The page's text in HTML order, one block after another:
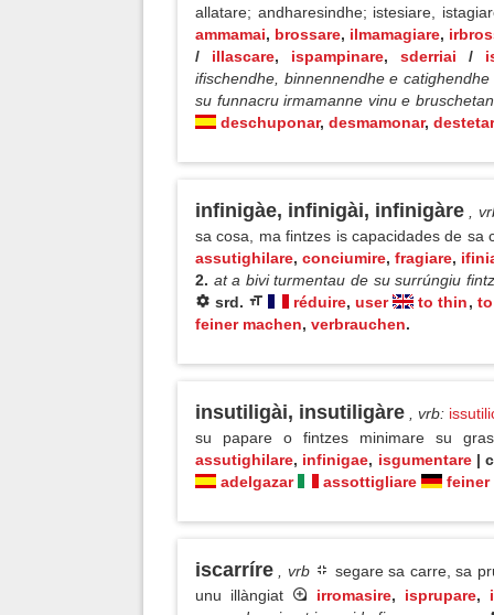
allatare; andharesindhe; istesiare,
ammamai, brossare, ilmamagiare,
/
illascare, ispampinare, sderriai /
ifischendhe, binnennendhe e
su funnacru irmamanne vinu e
deschuponar, desmamonar, destetar
infinigàe, infinigài, infinigàre
,
sa cosa, ma fintzes is capacidades de
assutighilare, conciumire, fragiare,
2. at a bivi turmentau de su surrúngiu
srd.
réduire, user to thin,
feiner machen, verbrauchen.
insutiligài, insutiligàre , vrb:
su papare o fintzes minimare su
assutighilare, infinigae, isgumentare |
adelgazar
assottigliare feiner
iscarríre , vrb
segare sa carre, sa
unu illàngiat
irromasire, isprupare,